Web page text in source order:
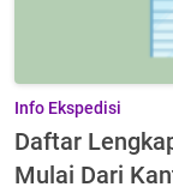
Info Ekspedisi
Daftar
Mulai Dari